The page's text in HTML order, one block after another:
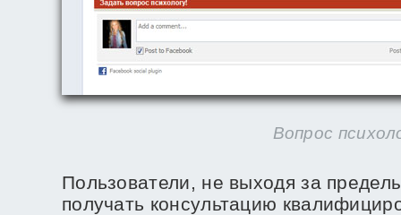
Вопрос
Пользователи, не выходя за
получать консультацию